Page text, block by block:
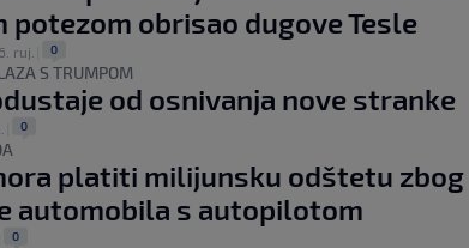
potezom obrisao dugove Tesle
ruj. 0
S TRUMPOM
od osnivanja nove stranke
0
platiti milijunsku odštetu zbog
automobila s autopilotom
0